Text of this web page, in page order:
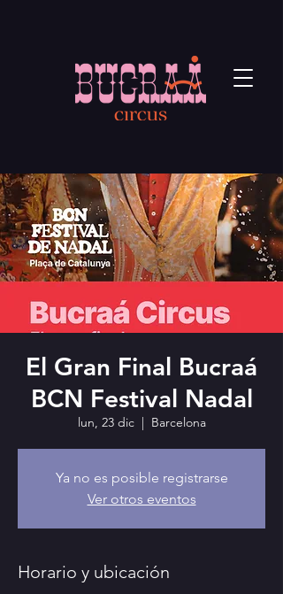
El Gran Final Bucraá
BCN Festival Nadal
lun, 23 dic
  |
Barcelona
Ya no es posible registrarse
Ver otros eventos
Horario y ubicación